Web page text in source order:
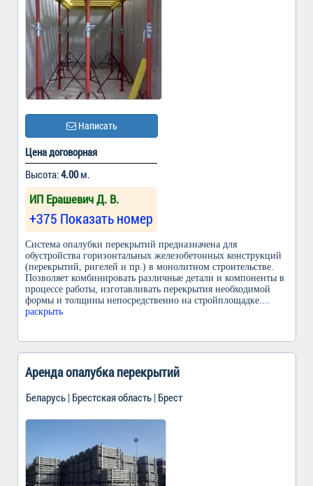
Написать
Цена договорная
Высота:4.00м.
ИП Ерашевич Д. В.
+375 Показать номер
Система опалубки перекрытий предназначена для
обустройства горизонтальных железобетонных конструкций
(перекрытий, ригелей и пр.) в монолитном строительстве.
Позволяет комбинировать различные детали и компоненты в
процессе работы, изготавливать перекрытия необходимой
формы и толщины непосредственно на стройплощадке....
раскрыть
Аренда опалубка перекрытий
Беларусь | Брестская область | Брест